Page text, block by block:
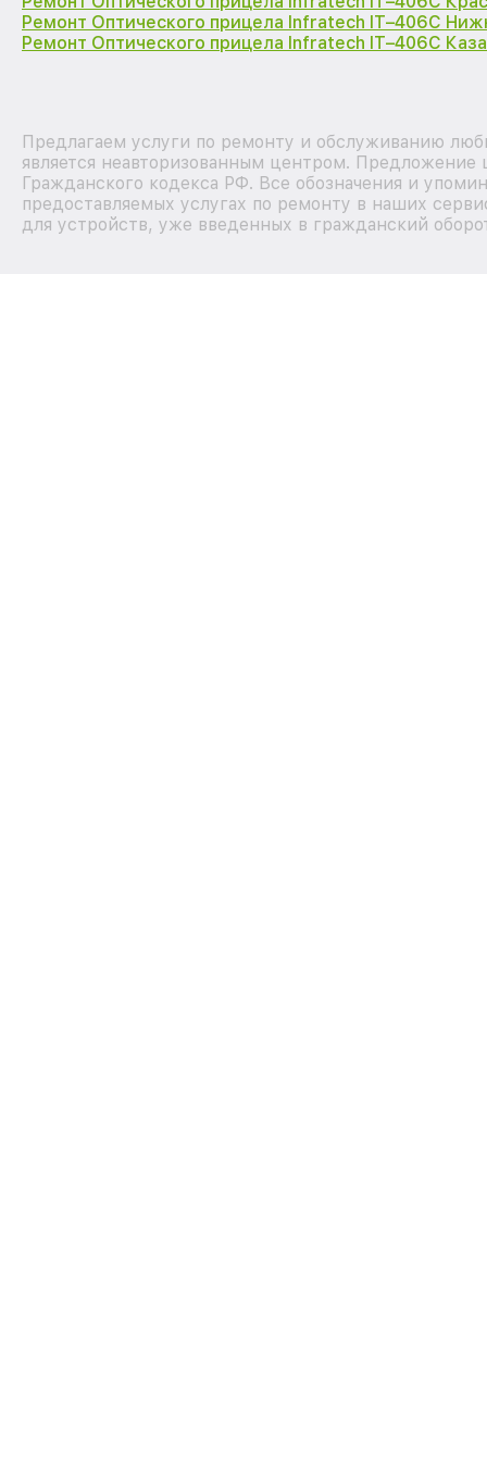
Ремонт Оптического прицела Infratech IT–406С
Ремонт Оптического прицела Infratech IT–406С
Предлагаем услуги по ремонту и обслуживанию
является неавторизованным центром.
Гражданского кодекса РФ. Все обозначения и
предоставляемых услугах по ремонту в наших
для устройств, уже введенных в гражданский